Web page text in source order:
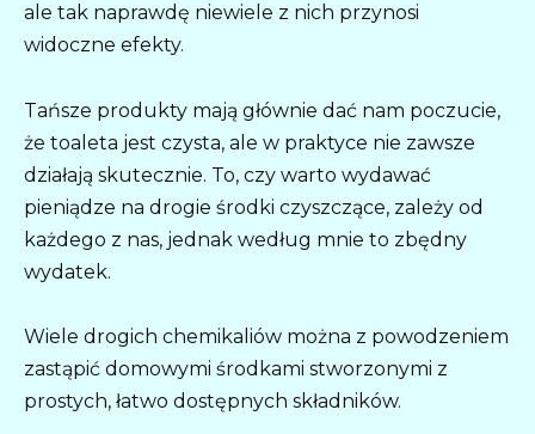
ale tak naprawdę niewiele z nich przynosi
widoczne efekty.
Tańsze produkty mają głównie dać nam poczucie,
że toaleta jest czysta, ale w praktyce nie zawsze
działają skutecznie. To, czy warto wydawać
pieniądze na drogie środki czyszczące, zależy od
każdego z nas, jednak według mnie to zbędny
wydatek.
Wiele drogich chemikaliów można z powodzeniem
zastąpić domowymi środkami stworzonymi z
prostych, łatwo dostępnych składników.